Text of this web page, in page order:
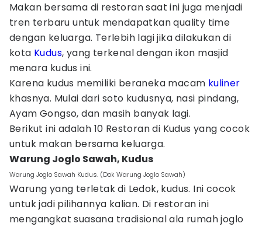
Makan bersama di restoran saat ini juga menjadi
tren terbaru untuk mendapatkan quality time
dengan keluarga. Terlebih lagi jika dilakukan di
kota Kudus, yang terkenal dengan ikon masjid
menara kudus ini.
Karena kudus memiliki beraneka macam kuliner
khasnya. Mulai dari soto kudusnya, nasi pindang,
Ayam Gongso, dan masih banyak lagi.
Berikut ini adalah 10 Restoran di Kudus yang cocok
untuk makan bersama keluarga.
Warung Joglo Sawah, Kudus
Warung Joglo Sawah Kudus. (Dok Warung Joglo Sawah)
Warung yang terletak di Ledok, kudus. Ini cocok
untuk jadi pilihannya kalian. Di restoran ini
mengangkat suasana tradisional ala rumah joglo